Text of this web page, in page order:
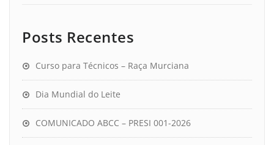
Posts Recentes
Curso para Técnicos – Raça Murciana
Dia Mundial do Leite
COMUNICADO ABCC – PRESI 001-2026